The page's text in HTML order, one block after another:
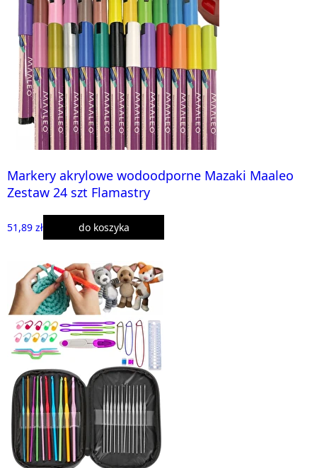
Markery akrylowe wodoodporne Mazaki Maaleo
Zestaw 24 szt Flamastry
51,89 zł do koszyka